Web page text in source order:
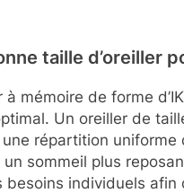
taille d’oreiller
mémoire de forme
Un oreiller de
répartition
sommeil plus
individuels